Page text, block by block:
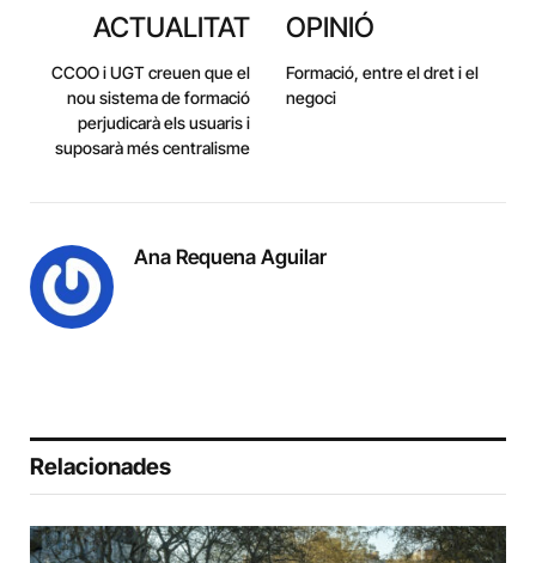
ACTUALITAT
CCOO i UGT creuen que el
nou sistema de formació
perjudicarà els usuaris i
suposarà més centralisme
OPINIÓ
Formació, entre el dret i el
negoci
Ana Requena Aguilar
Relacionades